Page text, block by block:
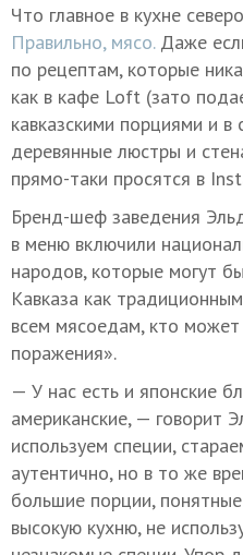
Что главное в кухне
Правильно, мясо.Даже
по рецептам, которые
как в кафе Loft (зато
кавказскими порциями и
деревянные люстры и
прямо-таки просятся в
Бренд-шеф заведения
в меню включили
народов, которые могут
Кавказа как
всем мясоедам, кто может
поражения».
— У нас есть и японские
американские, — говорит
используем специи,
аутентично, но в то же
большие порции,
высокую кухню, не